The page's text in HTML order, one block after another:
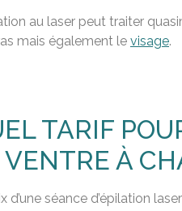
au laser peut traiter
mais également le visage.
TARIF
VENTRE À
d’une séance d’épilation